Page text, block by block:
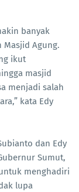
banyak
Agung.
ikut
masjid
menjadi salah
kata Edy
dan Edy
Sumut,
menghadiri
lupa